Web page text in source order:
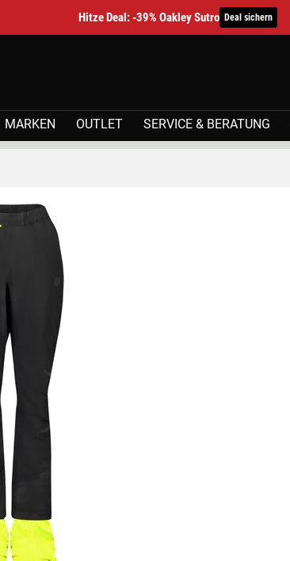
Hitze Deal: -39% Oakley Sutro Deal sichern
MARKEN OUTLET SERVICE & BERATUNG